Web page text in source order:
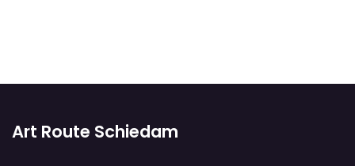
Art Route Schiedam